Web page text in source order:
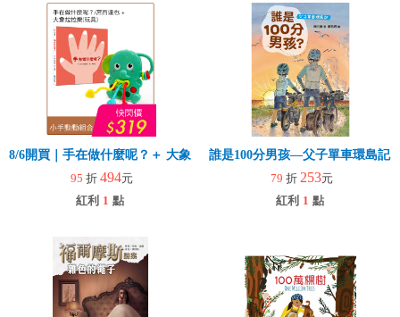
8/6開買｜手在做什麼呢？＋ 大象拉拉樂(玩具)
95 折 494元
紅利 1 點
誰是100分男孩—父子單車環島記
79 折 253元
紅利 1 點